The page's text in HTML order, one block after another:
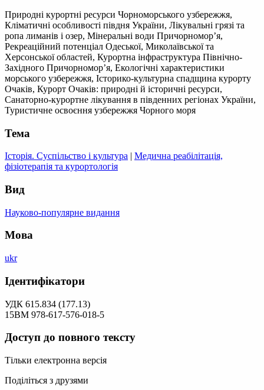
Природні курортні ресурси Чорноморського узбережжя,
Кліматичні особливості півдня України, Лікувальні грязі та
ропа лиманів і озер, Мінеральні води Причорномор’я,
Рекреаційний потенціал Одеської, Миколаївської та
Херсонської областей, Курортна інфраструктура Північно-
Західного Причорномор’я, Екологічні характеристики
морського узбережжя, Історико-культурна спадщина курорту
Очаків, Курорт Очаків: природні й історичні ресурси,
Санаторно-курортне лікування в південних регіонах України,
Туристичне освоєння узбережжя Чорного моря
Тема
Історія. Суспільство і культура | Медична реабілітація,
фізіотерапія та курортологія
Вид
Науково-популярне видання
Мова
ukr
Ідентифікатори
УДК 615.834 (177.13)
15ВМ 978-617-576-018-5
Доступ до повного тексту
Тільки електронна версія
Поділіться з друзями